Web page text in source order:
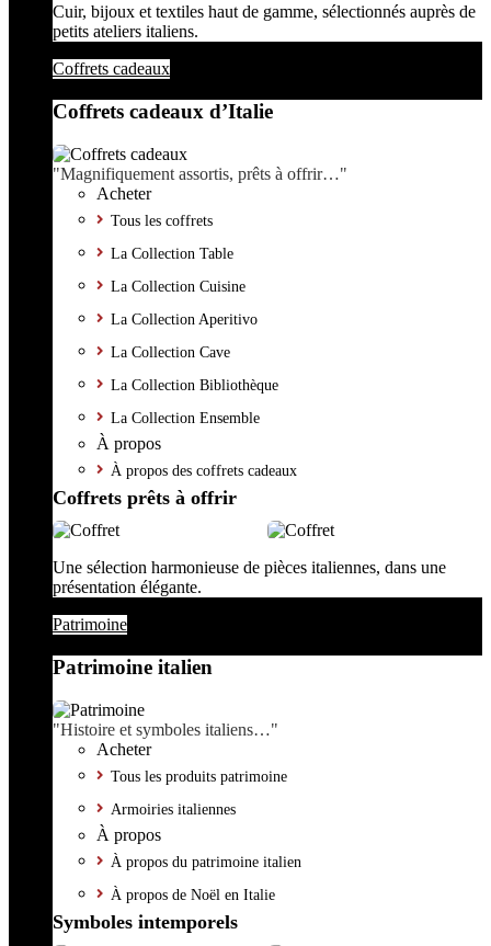
Cuir, bijoux et textiles haut de gamme, sélectionnés auprès de
petits ateliers italiens.
Coffrets cadeaux
Coffrets cadeaux d’Italie
"Magnifiquement assortis, prêts à offrir…"
Acheter
Tous les coffrets
La Collection Table
La Collection Cuisine
La Collection Aperitivo
La Collection Cave
La Collection Bibliothèque
La Collection Ensemble
À propos
À propos des coffrets cadeaux
Coffrets prêts à offrir
Une sélection harmonieuse de pièces italiennes, dans une
présentation élégante.
Patrimoine
Patrimoine italien
"Histoire et symboles italiens…"
Acheter
Tous les produits patrimoine
Armoiries italiennes
À propos
À propos du patrimoine italien
À propos de Noël en Italie
Symboles intemporels